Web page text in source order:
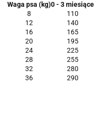
Waga psa (kg)0 - 3 miesiące
8
110
12
140
16
165
20
195
24
225
28
255
32
280
36
290